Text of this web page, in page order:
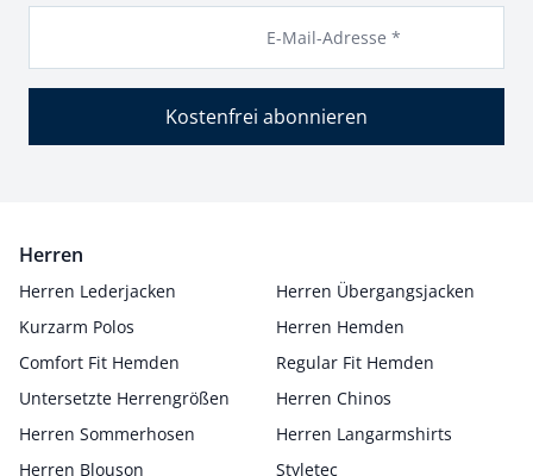
E-Mail-Adresse *
Kostenfrei abonnieren
Herren
Herren Lederjacken
Herren Übergangsjacken
Kurzarm Polos
Herren Hemden
Comfort Fit Hemden
Regular Fit Hemden
Untersetzte Herrengrößen
Herren Chinos
Herren Sommerhosen
Herren Langarmshirts
Herren Blouson
Styletec